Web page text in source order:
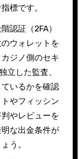
標です。
認証（2FA）
ウォレットを
ジノ側のセキ
立した監査、
いるかを確認
やフィッシン
やレビューを
な出金条件が
う。